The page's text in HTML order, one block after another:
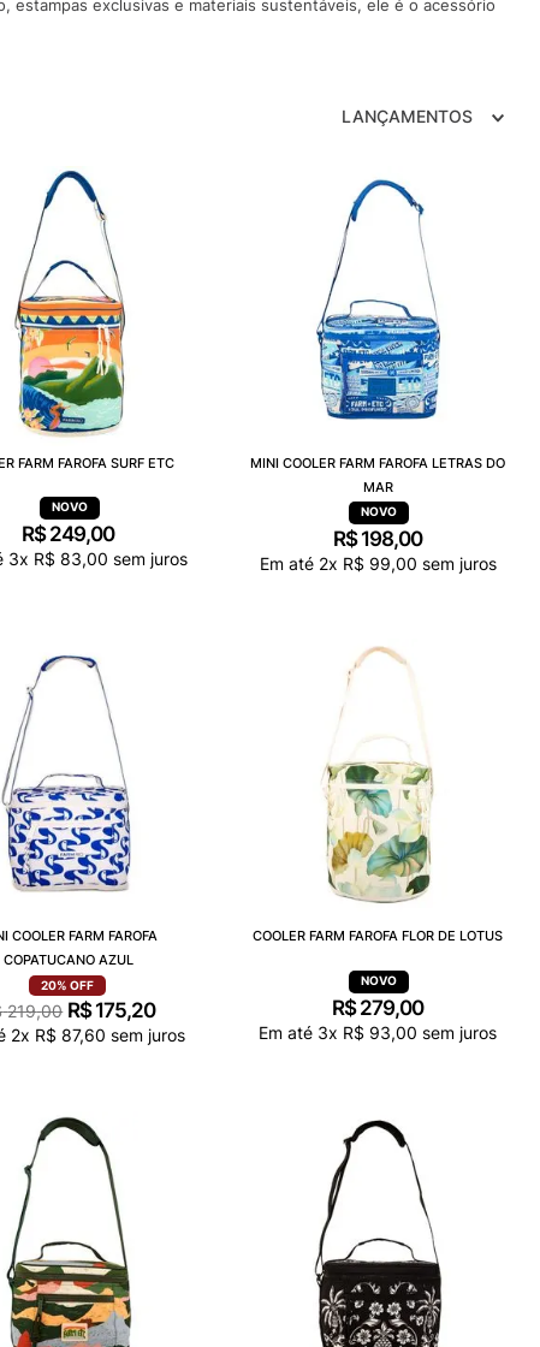
estampas exclusivas e materiais sustentáveis, ele é o acessório
LANÇAMENTOS
FARM FAROFA SURF ETC
R$249,00
3x R$ 83,00 sem juros
MINI COOLER FARM FAROFA LETRAS DO
MAR
R$198,00
Em até 2x R$ 99,00 sem juros
COOLER FARM FAROFA
COPATUCANO AZUL
20% OFF
219,00 R$175,20
2x R$ 87,60 sem juros
COOLER FARM FAROFA FLOR DE LOTUS
R$279,00
Em até 3x R$ 93,00 sem juros